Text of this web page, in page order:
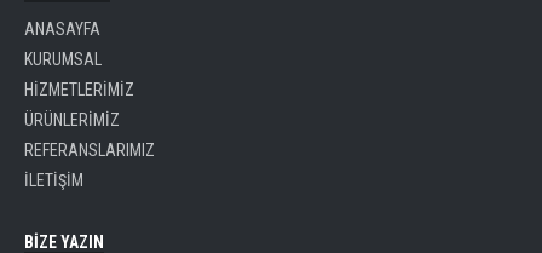
ANASAYFA
KURUMSAL
HİZMETLERİMİZ
ÜRÜNLERİMİZ
REFERANSLARIMIZ
İLETİŞİM
BİZE YAZIN